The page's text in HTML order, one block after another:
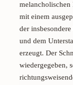
melancholischen
mit einem
der
und dem
erzeugt. Der
wiedergegeben,